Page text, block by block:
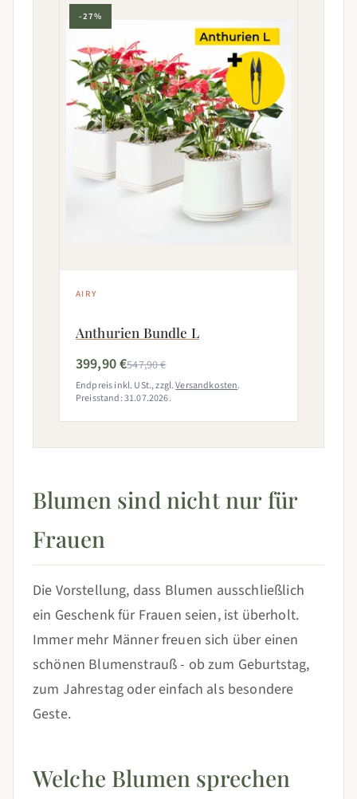
-27%
AIRY
Anthurien Bundle L
399,90 €547,90 €
Endpreis inkl. USt., zzgl.Versandkosten.
Preisstand: 31.07.2026.
Blumen sind nicht nur für
Frauen
Die Vorstellung, dass Blumen ausschließlich
ein Geschenk für Frauen seien, ist überholt.
Immer mehr Männer freuen sich über einen
schönen Blumenstrauß - ob zum Geburtstag,
zum Jahrestag oder einfach als besondere
Geste.
Welche Blumen sprechen